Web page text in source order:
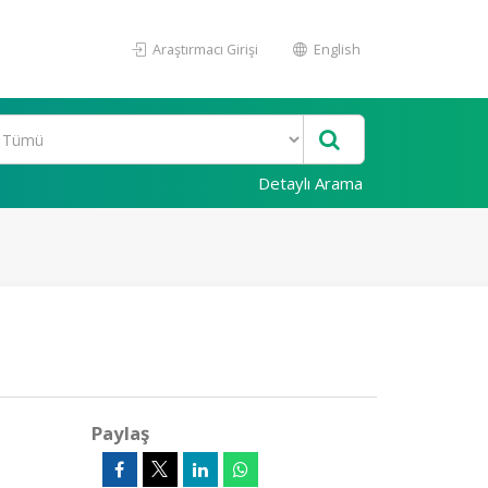
Araştırmacı Girişi English
Detaylı Arama
Paylaş